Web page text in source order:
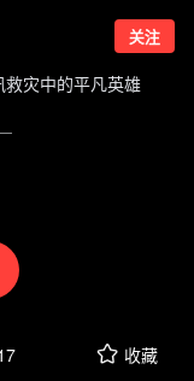
关注
灾中的平凡英雄
收藏